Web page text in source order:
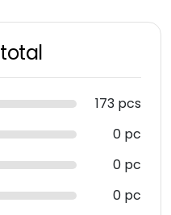
total
173 pcs
0 pc
0 pc
0 pc